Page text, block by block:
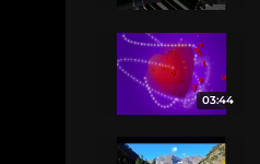
03:44